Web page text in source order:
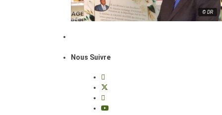
© DR
Nous Suivre